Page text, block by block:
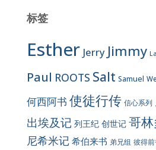
标签
Esther Jerry Jimmy
Paul ROOTS Salt Samuel
何西阿书 使徒行传 信心系列
出埃及记 列王纪 创世记 哥
尼希米记 希伯来书 弟兄组 彼得